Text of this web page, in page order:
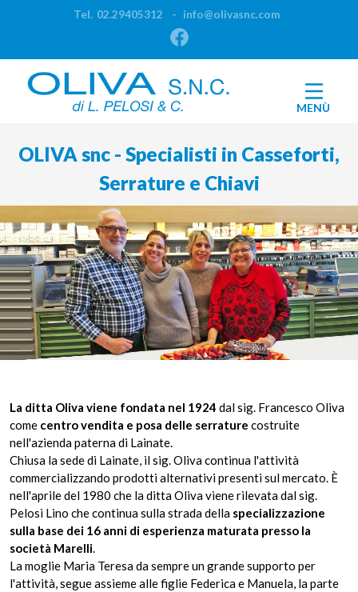
Tel. 02.29405312 -
info@olivasnc.com
MENÙ
OLIVA snc - Specialisti in Casseforti,
Serrature e Chiavi
La ditta Oliva viene fondata nel 1924 dal sig. Francesco Oliva
come centro vendita e posa delle serrature costruite
nell'azienda paterna di Lainate.
Chiusa la sede di Lainate, il sig. Oliva continua l'attività
commercializzando prodotti alternativi presenti sul mercato. È
nell'aprile del 1980 che la ditta Oliva viene rilevata dal sig.
Pelosi Lino che continua sulla strada della specializzazione
sulla base dei 16 anni di esperienza maturata presso la
società Marelli.
La moglie Maria Teresa da sempre un grande supporto per
l'attività, segue assieme alle figlie Federica e Manuela, la parte